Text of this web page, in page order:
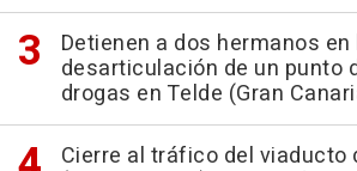
Detienen a dos hermanos en
desarticulación de un punto
drogas en Telde (Gran
Cierre al tráfico del viaducto